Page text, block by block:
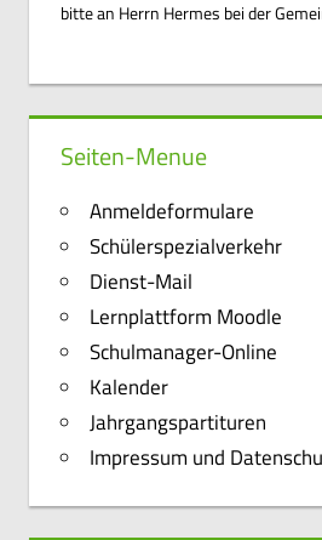
bitte an Herrn Hermes bei der
Seiten-Menue
Anmeldeformulare
Schülerspezialverkehr
Dienst-Mail
Lernplattform Moodle
Schulmanager-Online
Kalender
Jahrgangspartituren
Impressum und